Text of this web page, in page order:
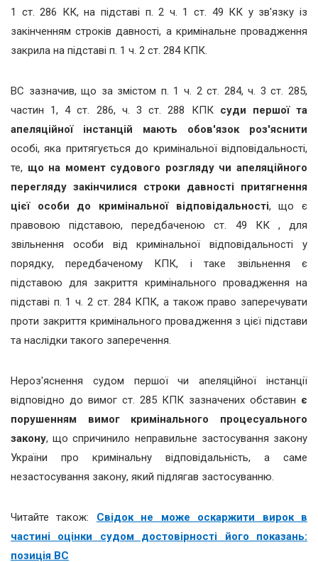
1 ст. 286 КК, на підставі п. 2 ч. 1 ст. 49 КК у зв'язку із
закінченням строків давності, а кримінальне провадження
закрила на підставі п. 1 ч. 2 ст. 284 КПК.
ВС зазначив, що за змістом п. 1 ч. 2 ст. 284, ч. 3 ст. 285,
частин 1, 4 ст. 286, ч. 3 ст. 288 КПК суди першої та
апеляційної інстанцій мають обов'язок роз'яснити
особі, яка притягується до кримінальної відповідальності,
те, що на момент судового розгляду чи апеляційного
перегляду закінчилися строки давності притягнення
цієї особи до кримінальної відповідальності, що є
правовою підставою, передбаченою ст. 49 КК , для
звільнення особи від кримінальної відповідальності у
порядку, передбаченому КПК, і таке звільнення є
підставою для закриття кримінального провадження на
підставі п. 1 ч. 2 ст. 284 КПК, а також право заперечувати
проти закриття кримінального провадження з цієї підстави
та наслідки такого заперечення.
Нероз'яснення судом першої чи апеляційної інстанції
відповідно до вимог ст. 285 КПК зазначених обставин є
порушенням вимог кримінального процесуального
закону, що спричинило неправильне застосування закону
України про кримінальну відповідальність, а саме
незастосування закону, який підлягав застосуванню.
Читайте також: Свідок не може оскаржити вирок в
частині оцінки судом достовірності його показань:
позиція ВС